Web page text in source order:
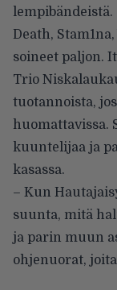
Death,
soineet paljon.
Trio
tuotannoista,
huomattavissa.
kuuntelijaa ja
kasassa.
– Kun
suunta, mitä
ja parin muun
ohjenuorat,